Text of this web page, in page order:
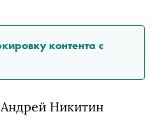
контента с
Никитин